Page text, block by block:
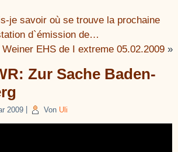
je savoir où se trouve la prochaine
d`émission de…
EHS de I extreme 05.02.2009»
Zur Sache Baden-
2009 Von Uli